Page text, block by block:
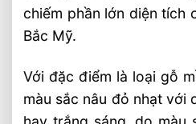
Lắp Đặt Sàn Gỗ
Cửa Gỗ 2026
Gỗ Ngọc Am Và
Gỗ ⭐️ Ngọc Núi Rừng
chiếm phần lớn diện tích
Bắc Mỹ.
Với đặc điểm là loại gỗ
màu sắc nâu đỏ nhạt với